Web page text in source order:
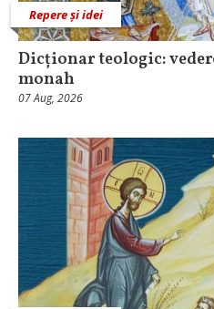
Repere și idei
Dicționar teologic:
monah
07 Aug, 2026